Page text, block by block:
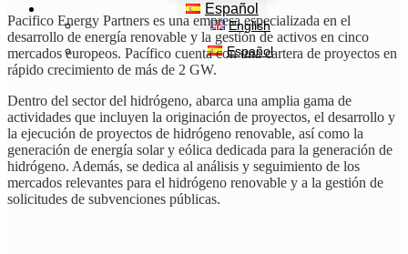
Español
English
Español
Pacifico Energy Partners es una empresa especializada en el
desarrollo de energía renovable y la gestión de activos en cinco
mercados europeos. Pacífico cuenta con una cartera de proyectos en
rápido crecimiento de más de 2 GW.
Dentro del sector del hidrógeno, abarca una amplia gama de
actividades que incluyen la originación de proyectos, el desarrollo y
la ejecución de proyectos de hidrógeno renovable, así como la
generación de energía solar y eólica dedicada para la generación de
hidrógeno. Además, se dedica al análisis y seguimiento de los
mercados relevantes para el hidrógeno renovable y a la gestión de
solicitudes de subvenciones públicas.